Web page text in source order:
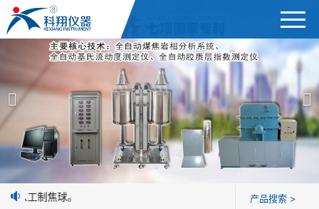
产品展示 ＞
焦炭高温性能检测系统
焦化行业检测及优化配煤设备
公司简介
新闻中心
企业业绩
人工制焦球。 产品搜索 >